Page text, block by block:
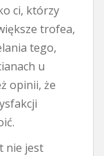
ci, którzy
trofea,
tego,
u
opinii, że
nie jest